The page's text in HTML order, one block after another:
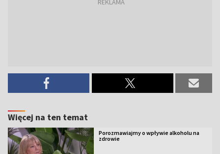
Więcej na ten temat
Porozmawiajmy o wpływie alkoholu na
zdrowie